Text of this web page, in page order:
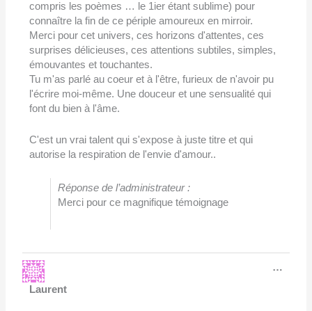
compris les poèmes … le 1ier étant sublime) pour
connaître la fin de ce périple amoureux en mirroir.
Merci pour cet univers, ces horizons d'attentes, ces
surprises délicieuses, ces attentions subtiles, simples,
émouvantes et touchantes.
Tu m'as parlé au coeur et à l'être, furieux de n'avoir pu
l'écrire moi-même. Une douceur et une sensualité qui
font du bien à l'âme.
C'est un vrai talent qui s'expose à juste titre et qui
autorise la respiration de l'envie d'amour..
Réponse de l’administrateur :
Merci pour ce magnifique témoignage
Laurent
…
cette